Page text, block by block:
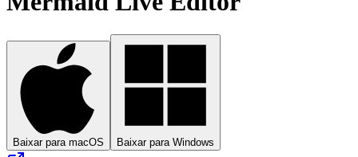
Baixar para macOS Baixar para Windows